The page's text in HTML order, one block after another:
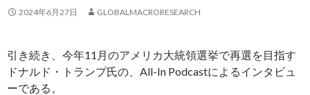
2024年6月27日 GLOBALMACRORESEARCH
引き続き、今年11月のアメリカ大統領選挙で再選を目指す
ドナルド・トランプ氏の、All-In Podcastによるインタビュ
ーである。